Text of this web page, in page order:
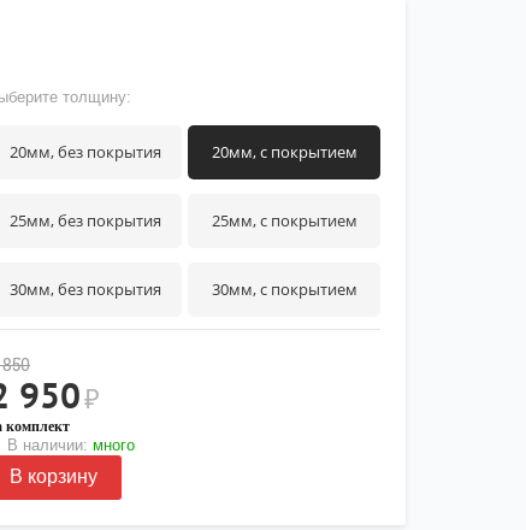
толщину:
20мм, без покрытия 20мм, с покрытием
25мм, без покрытия 25мм, с покрытием
30мм, без покрытия 30мм, с покрытием
950₽
комплект
В наличии: много
В корзину